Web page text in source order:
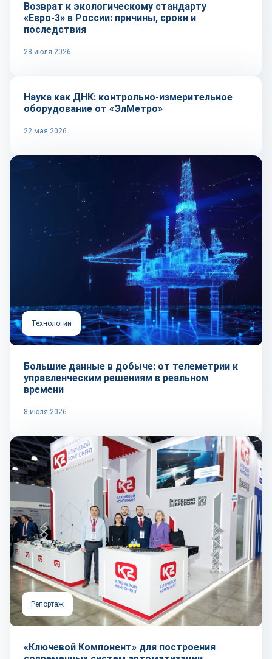
Возврат к экологическому стандарту
«Евро-3» в России: причины, сроки и
последствия
28 июля 2026
Репортаж
Наука как ДНК: контрольно-измерительное
оборудование от «ЭлМетро»
22 мая 2026
Технологии
Большие данные в добыче: от телеметрии к
управленческим решениям в реальном
времени
8 июля 2026
Репортаж
«Ключевой Компонент» для построения